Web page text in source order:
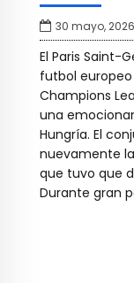
30 mayo, 2026
El Paris Saint-
futbol europeo
Champions
una
Hungría. El
nuevamente
que tuvo que
Durante gran